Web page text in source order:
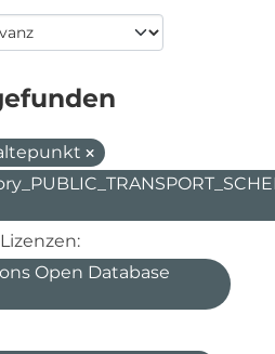
Lizenzen:
Open Database